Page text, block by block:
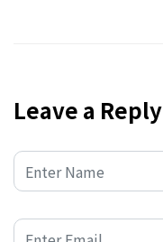
Leave a Reply